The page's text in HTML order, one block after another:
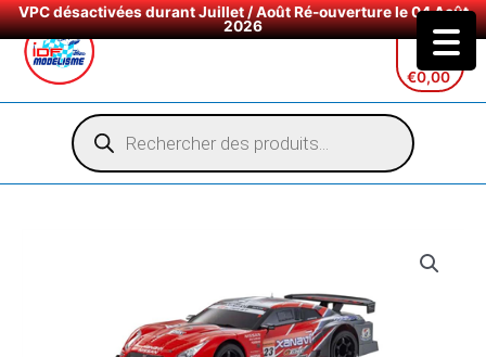
VPC désactivées durant Juillet / Août Ré-ouverture le 04 Août
2026
Aller
€0,00
Recherche
de
produits